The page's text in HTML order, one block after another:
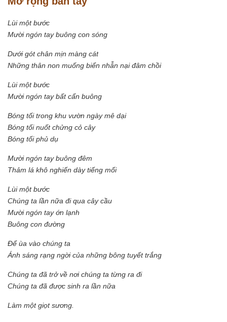
Lùi một bước
Mười ngón tay buông con sóng
Dưới gót chân mịn màng cát
Những thân non muống biển nhẫn nại đâm chồi
Lùi một bước
Mười ngón tay bất cẩn buông
Bóng tối trong khu vườn ngày mê dại
Bóng tối nuốt chửng cỏ cây
Bóng tối phủ dụ
Mười ngón tay buông đêm
Thảm lá khô nghiến dày tiếng mối
Lùi một bước
Chúng ta lần nữa đi qua cây cầu
Mười ngón tay ớn lạnh
Buông con đường
Để ùa vào chúng ta
Ánh sáng rạng ngời của những bông tuyết trắng
Chúng ta đã trở về nơi chúng ta từng ra đi
Chúng ta đã được sinh ra lần nữa
Làm một giọt sương.